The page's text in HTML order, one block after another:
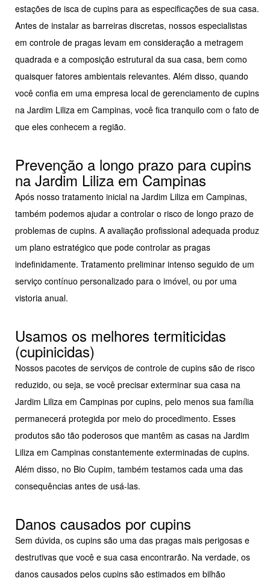
estações de isca de cupins para as especificações de sua casa.
Antes de instalar as barreiras discretas, nossos especialistas
em controle de pragas levam em consideração a metragem
quadrada e a composição estrutural da sua casa, bem como
quaisquer fatores ambientais relevantes. Além disso, quando
você confia em uma empresa local de gerenciamento de cupins
na Jardim Liliza em Campinas, você fica tranquilo com o fato de
que eles conhecem a região.
Prevenção a longo prazo para cupins
na Jardim Liliza em Campinas
Após nosso tratamento inicial na Jardim Liliza em Campinas,
também podemos ajudar a controlar o risco de longo prazo de
problemas de cupins. A avaliação profissional adequada produz
um plano estratégico que pode controlar as pragas
indefinidamente. Tratamento preliminar intenso seguido de um
serviço contínuo personalizado para o imóvel, ou por uma
vistoria anual.
Usamos os melhores termiticidas
(cupinicidas)
Nossos pacotes de serviços de controle de cupins são de risco
reduzido, ou seja, se você precisar exterminar sua casa na
Jardim Liliza em Campinas por cupins, pelo menos sua família
permanecerá protegida por meio do procedimento. Esses
produtos são tão poderosos que mantêm as casas na Jardim
Liliza em Campinas constantemente exterminadas de cupins.
Além disso, no Bio Cupim, também testamos cada uma das
consequências antes de usá-las.
Danos causados por cupins
Sem dúvida, os cupins são uma das pragas mais perigosas e
destrutivas que você e sua casa encontrarão. Na verdade, os
danos causados pelos cupins são estimados em bilhão